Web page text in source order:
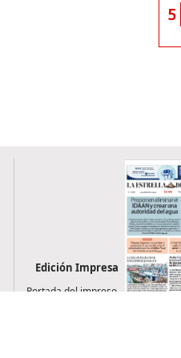
5
Edición Impresa
Portada del impreso